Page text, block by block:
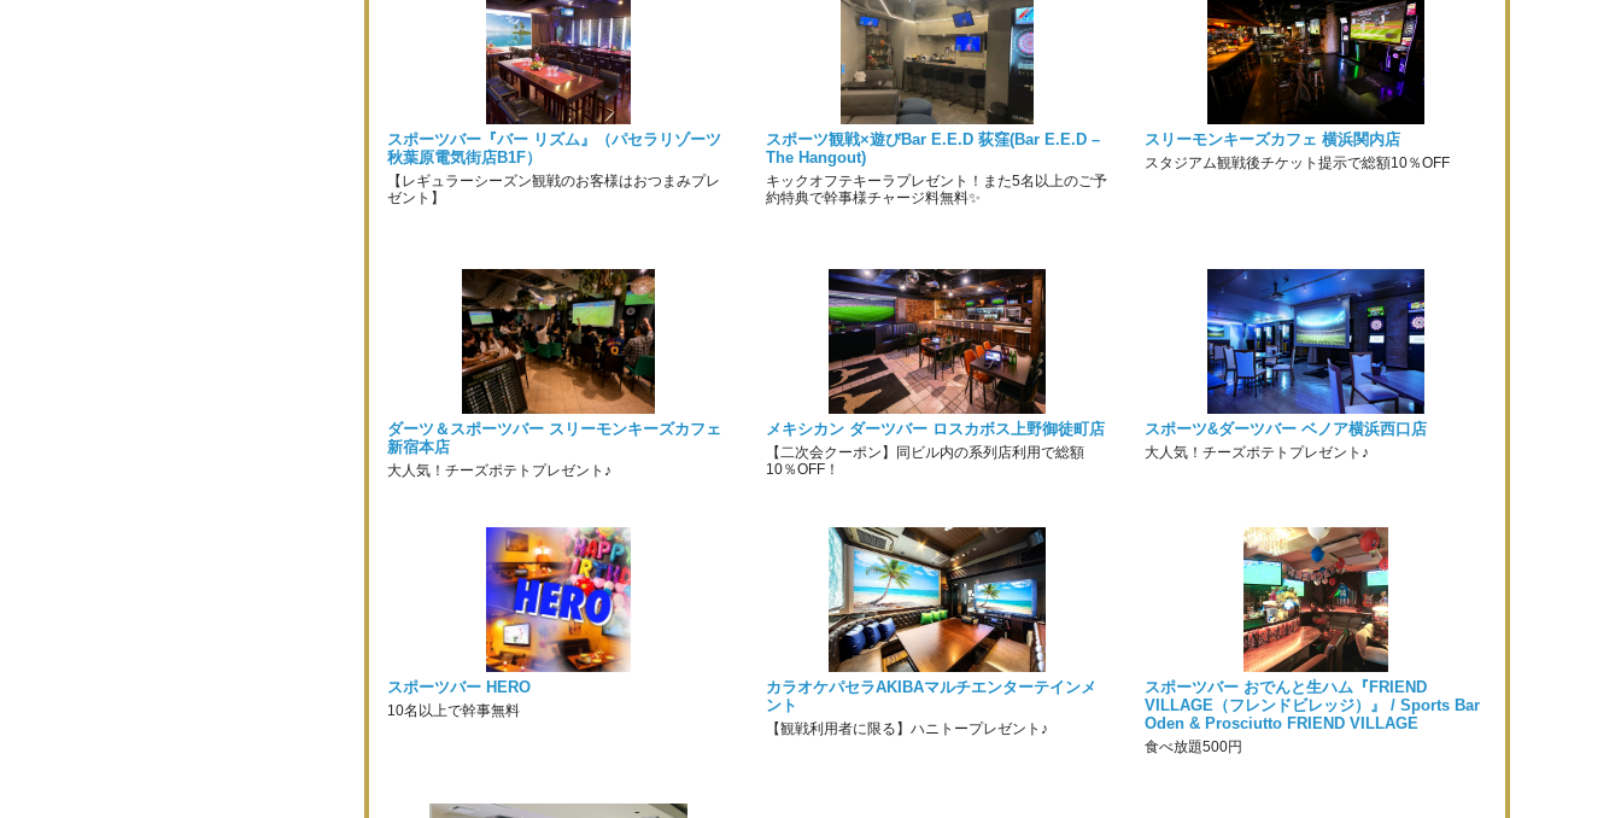
スポーツバー『バー リズム』（パセラリゾーツ
秋葉原電気街店B1F）
【レギュラーシーズン観戦のお客様はおつまみプレ
ゼント】
スポーツ観戦×遊びBar E.E.D 荻窪(Bar E.E.D –
The Hangout)
キックオフテキーラプレゼント！また5名以上のご予
約特典で幹事様チャージ料無料✨
スリーモンキーズカフェ 横浜関内店
スタジアム観戦後チケット提示で総額10％OFF
ダーツ＆スポーツバー スリーモンキーズカフェ
新宿本店
大人気！チーズポテトプレゼント♪
メキシカン ダーツバー ロスカボス上野御徒町店
【二次会クーポン】同ビル内の系列店利用で総額
10％OFF！
スポーツ&ダーツバー ベノア横浜西口店
大人気！チーズポテトプレゼント♪
スポーツバー HERO
10名以上で幹事無料
カラオケパセラAKIBAマルチエンターテインメ
ント
【観戦利用者に限る】ハニトープレゼント♪
スポーツバー おでんと生ハム『FRIEND
VILLAGE（フレンドビレッジ）』 / Sports Bar
Oden & Prosciutto FRIEND VILLAGE
食べ放題500円